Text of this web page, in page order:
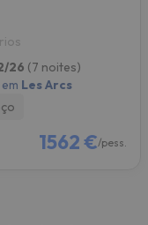
26 (7 noites)
Les Arcs
1562 €/pess.